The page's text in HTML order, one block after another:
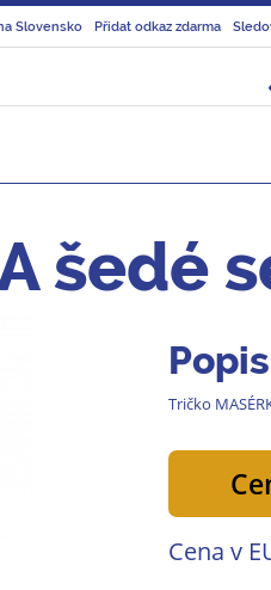
Slovensko Přidat odkaz zdarma
šedé
Tričko
Cena v